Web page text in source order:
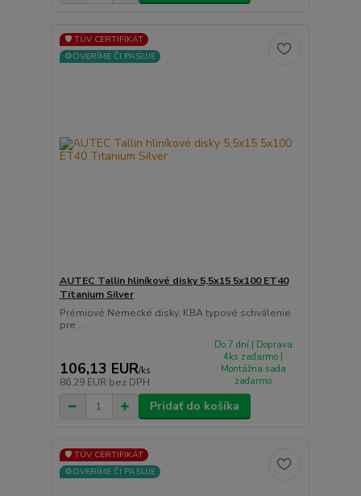
🛡️ TÜV CERTIFIKÁT
⚙️OVERÍME ČI PASUJE
AUTEC Tallin hliníkové disky 5,5x15 5x100 ET40
Titanium Silver
Prémiové Nemecké disky, KBA typové schválenie
pre ...
106,13 EUR/ks
86,29 EUR bez DPH
Do 7 dní | Doprava
4ks zadarmo |
Montážna sada
zadarmo
Pridať do košíka
🛡️ TÜV CERTIFIKÁT
⚙️OVERÍME ČI PASUJE